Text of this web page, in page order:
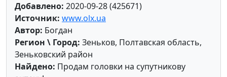
Добавлено: 2020-09-28 (425671)
Источник: www.olx.ua
Автор: Богдан
Регион \ Город: Зеньков, Полтавская область,
Зеньковский район
Найдено: Продам головки на супутникову